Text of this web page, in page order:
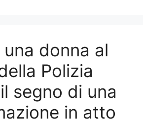
donna al
Polizia
segno di una
in atto